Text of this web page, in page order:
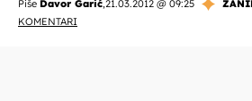
Piše Davor Garić,21.03.2012 @ 09:25
KOMENTARI